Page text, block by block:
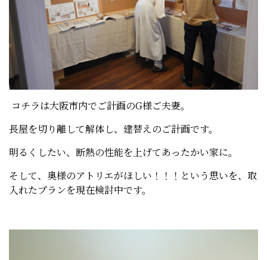
コチラは大阪市内でご計画のG様ご夫妻。
長屋を切り離して解体し、建替えのご計画です。
明るくしたい、断熱の性能を上げてあったかい家に。
そして、奥様のアトリエがほしい！！！という思いを、取
入れたプランを現在検討中です。